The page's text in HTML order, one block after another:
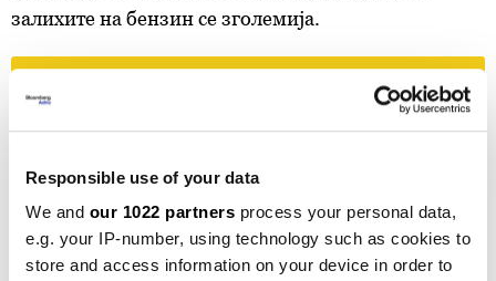
Responsible use of your data
We and our 1022 partners process your personal data,
e.g. your IP-number, using technology such as cookies to
store and access information on your device in order to
залихите на бензин се зголемија.
Билтен
Претплати се